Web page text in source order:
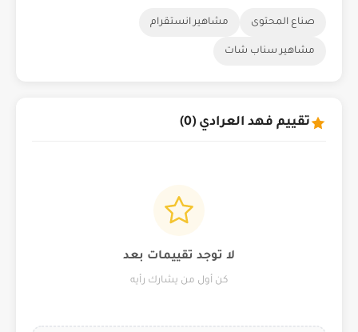
صناع المحتوى مشاهير انستقرام
مشاهير سناب شات
تقييم فهد العرادي (0)
لا توجد تقييمات بعد
كن أول من يشارك رأيه